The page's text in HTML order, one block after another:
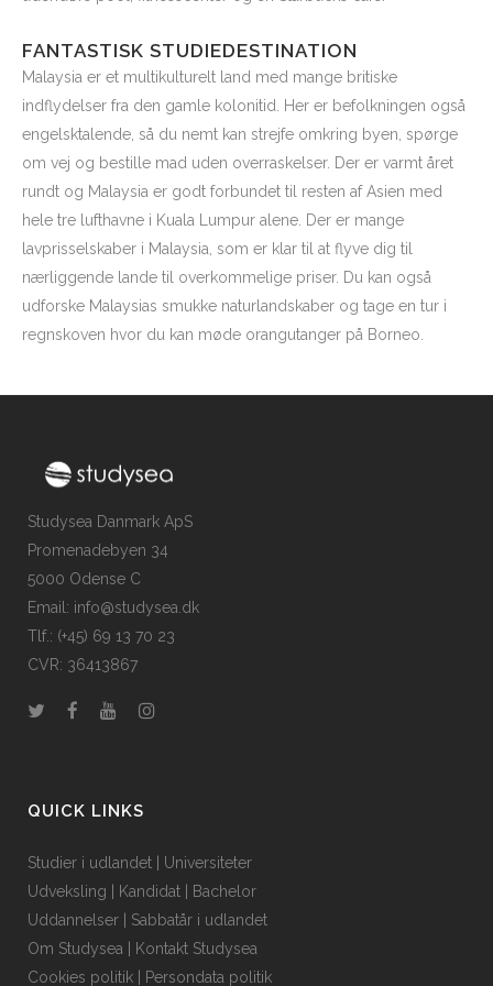
FANTASTISK STUDIEDESTINATION
Malaysia er et multikulturelt land med mange britiske
indflydelser fra den gamle kolonitid. Her er befolkningen også
engelsktalende, så du nemt kan strejfe omkring byen, spørge
om vej og bestille mad uden overraskelser. Der er varmt året
rundt og Malaysia er godt forbundet til resten af Asien med
hele tre lufthavne i Kuala Lumpur alene. Der er mange
lavprisselskaber i Malaysia, som er klar til at flyve dig til
nærliggende lande til overkommelige priser. Du kan også
udforske Malaysias smukke naturlandskaber og tage en tur i
regnskoven hvor du kan møde orangutanger på Borneo.
Studysea Danmark ApS
Promenadebyen 34
5000 Odense C
Email: info@studysea.dk
Tlf.: (+45) 69 13 70 23
CVR: 36413867
QUICK LINKS
Studier i udlandet
Universiteter
Udveksling
Kandidat
Bachelor
Uddannelser
Sabbatår i udlandet
Om Studysea
Kontakt Studysea
Cookies politik
Persondata politik